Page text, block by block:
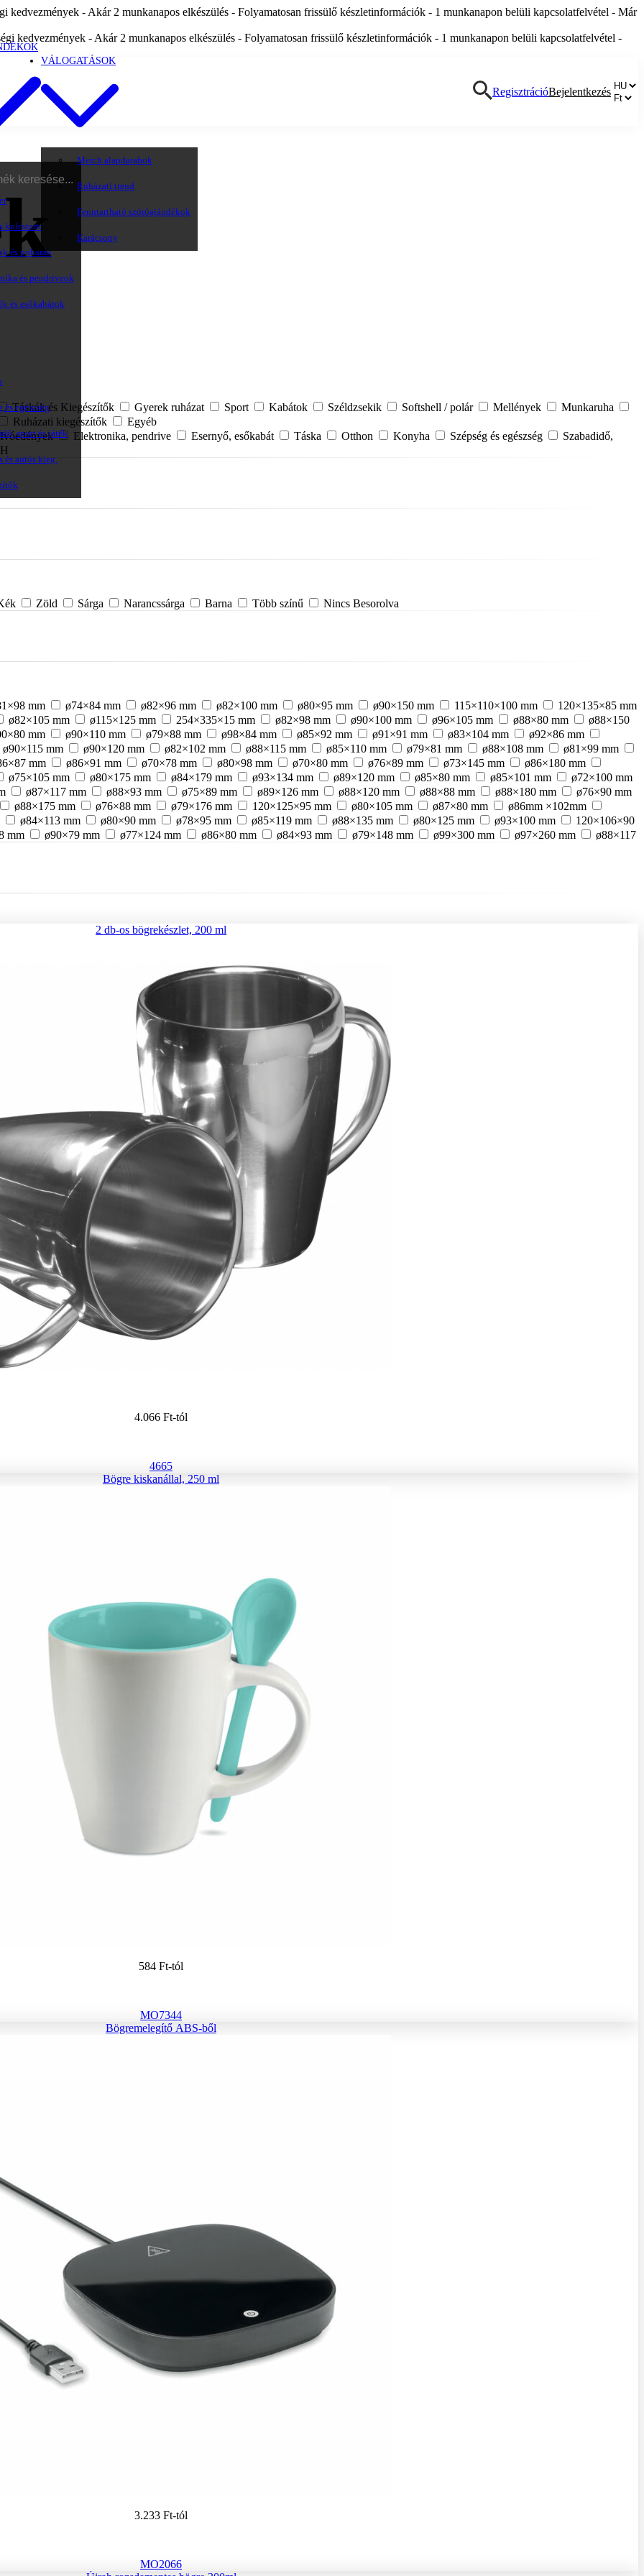
- Akár 2 munkanapos elkészülés - Folyamatosan frissülő készletinformációk - 1 munkanapon belüli kapcsolatfelvétel - Már
kedvezmények - Akár 2 munkanapos elkészülés - Folyamatosan frissülő készletinformációk - 1 munkanapon belüli kapcsolatfelvétel -
kulcstartó
és poharak
és pendriveok
és esőkabátok
és egészség
sport és játék
és autós kieg.
VÁLOGATÁSOK
Merch alapdarabok
Ruházati trend
Fenntartható szóróajándékok
Karácsony
RegisztrációBejelentkezés
Táskák és Kiegészítők Gyerek ruházat Sport Kabátok Széldzsekik Softshell / polár Mellények
Munkaruha
Ruházati kiegészítők
Egyéb
Elektronika, pendrive Esernyő, esőkabát Táska Otthon Konyha Szépség és egészség
Szabadidő,
H
Zöld Sárga Narancssárga Barna Több színű Nincs Besorolva
mm ø74×84 mm ø82×96 mm ø82×100 mm ø80×95 mm ø90×150 mm 115×110×100 mm
120×135×85 mm
ø82×105 mm ø115×125 mm 254×335×15 mm ø82×98 mm ø90×100 mm ø96×105 mm ø88×80 mm
ø88×150
mm ø90×110 mm ø79×88 mm ø98×84 mm ø85×92 mm ø91×91 mm ø83×104 mm
ø92×86 mm
ø90×115 mm ø90×120 mm ø82×102 mm ø88×115 mm ø85×110 mm ø79×81 mm ø88×108 mm
ø81×99 mm
mm ø86×91 mm ø70×78 mm ø80×98 mm ø70×80 mm ø76×89 mm ø73×145 mm
ø86×180 mm
ø75×105 mm ø80×175 mm ø84×179 mm ø93×134 mm ø89×120 mm ø85×80 mm ø85×101 mm
ø72×100 mm
ø87×117 mm ø88×93 mm ø75×89 mm ø89×126 mm ø88×120 mm ø88×88 mm ø88×180 mm
ø76×90 mm
ø88×175 mm ø76×88 mm ø79×176 mm 120×125×95 mm ø80×105 mm ø87×80 mm
ø86mm ×102mm
ø84×113 mm ø80×90 mm ø78×95 mm ø85×119 mm ø88×135 mm ø80×125 mm ø93×100 mm
120×106×90
mm ø90×79 mm ø77×124 mm ø86×80 mm ø84×93 mm ø79×148 mm ø99×300 mm ø97×260 mm
ø88×117
2 db-os bögrekészlet, 200 ml
4.066 Ft-tól
4665
Bögre kiskanállal, 250 ml
584 Ft-tól
MO7344
Bögremelegítő ABS-ből
3.233 Ft-tól
MO2066